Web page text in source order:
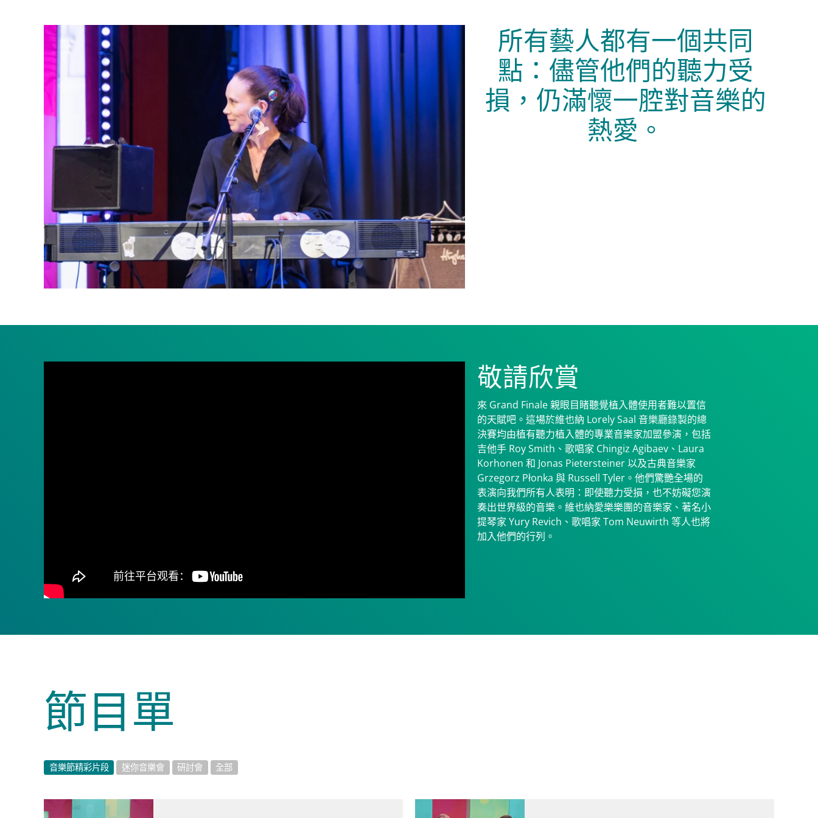
所有藝人都有一個共同
點：儘管他們的聽力受
損，仍滿懷一腔對音樂的
熱愛。
敬請欣賞
來 Grand Finale 親眼目睹聽覺植入體使用者難以置信
的天賦吧。這場於維也納 Lorely Saal 音樂廳錄製的總
決賽均由植有聽力植入體的專業音樂家加盟參演，包括
吉他手 Roy Smith、歌唱家 Chingiz Agibaev、Laura
Korhonen 和 Jonas Pietersteiner 以及古典音樂家
Grzegorz Płonka 與 Russell Tyler。他們驚艷全場的
表演向我們所有人表明：即使聽力受損，也不妨礙您演
奏出世界級的音樂。維也納愛樂樂團的音樂家、著名小
提琴家 Yury Revich、歌唱家 Tom Neuwirth 等人也將
加入他們的行列。
節目單
音樂節精彩片段 迷你音樂會 研討會 全部